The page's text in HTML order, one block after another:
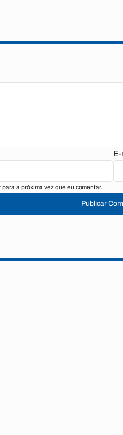
E-
a próxima vez que eu comentar.
Publicar